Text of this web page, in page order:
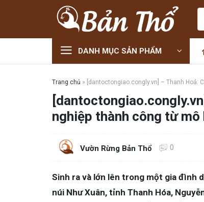
content
DANH MỤC SẢN PHẨM
Trang chủ » [dantoctongiao.congly.vn] – Thanh Hoá:
nghiệp thành công từ mô
Vườn Rừng Bản Thổ 0
Sinh ra và lớn lên trong một gia đình
núi Như Xuân, tỉnh Thanh Hóa,